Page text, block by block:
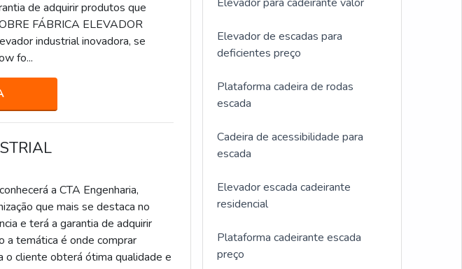
de adquirir produtos que
FÁBRICA ELEVADOR
industrial inovadora, se
fo...
a CTA Engenharia,
que mais se destaca no
e terá a garantia de adquirir
a temática é onde comprar
o cliente obterá ótima qualidade e
Elevador de escadas para
deficientes preço
Plataforma cadeira de rodas
escada
Cadeira de acessibilidade para
escada
Elevador escada cadeirante
residencial
Plataforma cadeirante escada
preço